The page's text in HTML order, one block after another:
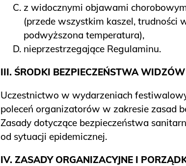
z widocznymi objawami
(przede wszystkim kaszel, trudności
podwyższona temperatura),
nieprzestrzegające Regulaminu.
III. ŚRODKI BEZPIECZEŃSTWA WIDZÓW
Uczestnictwo w wydarzeniach
poleceń organizatorów w zakresie zasad
Zasady dotyczące bezpieczeństwa
od sytuacji epidemicznej.
IV. ZASADY ORGANIZACYJNE I